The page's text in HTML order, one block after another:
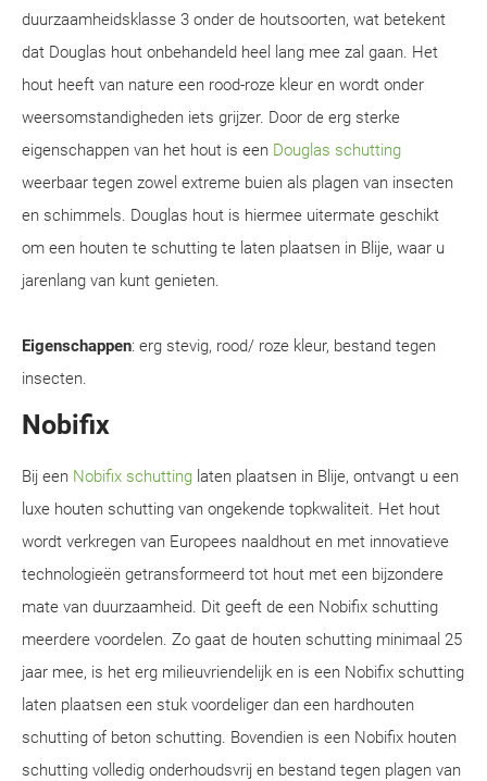
duurzaamheidsklasse 3 onder de houtsoorten, wat betekent
dat Douglas hout onbehandeld heel lang mee zal gaan. Het
hout heeft van nature een rood-roze kleur en wordt onder
weersomstandigheden iets grijzer. Door de erg sterke
eigenschappen van het hout is een Douglas schutting
weerbaar tegen zowel extreme buien als plagen van insecten
en schimmels. Douglas hout is hiermee uitermate geschikt
om een houten te schutting te laten plaatsen in Blije, waar u
jarenlang van kunt genieten.
Eigenschappen: erg stevig, rood/ roze kleur, bestand tegen
insecten.
Nobifix
Bij een Nobifix schutting laten plaatsen in Blije, ontvangt u een
luxe houten schutting van ongekende topkwaliteit. Het hout
wordt verkregen van Europees naaldhout en met innovatieve
technologieën getransformeerd tot hout met een bijzondere
mate van duurzaamheid. Dit geeft de een Nobifix schutting
meerdere voordelen. Zo gaat de houten schutting minimaal 25
jaar mee, is het erg milieuvriendelijk en is een Nobifix schutting
laten plaatsen een stuk voordeliger dan een hardhouten
schutting of beton schutting. Bovendien is een Nobifix houten
schutting volledig onderhoudsvrij en bestand tegen plagen van